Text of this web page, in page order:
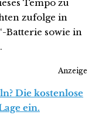
Tempo zu
zufolge in
Batterie sowie in
Anzeige
Die kostenlose
ein.